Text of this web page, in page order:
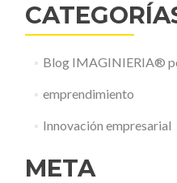
Blog IMAGINIERIA®
emprendimiento
Innovación empresarial
META